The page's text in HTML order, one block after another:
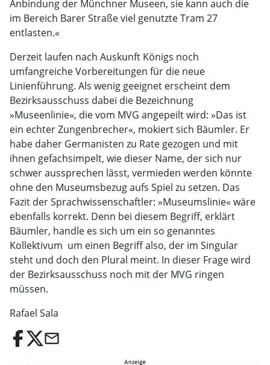
Anbindung der Münchner Museen, sie kann auch die
im Bereich Barer Straße viel genutzte Tram 27
entlasten.«
Derzeit laufen nach Auskunft Königs noch
umfangreiche Vorbereitungen für die neue
Linienführung. Als wenig geeignet erscheint dem
Bezirksausschuss dabei die Bezeichnung
»Museenlinie«, die vom MVG angepeilt wird: »Das ist
ein echter Zungenbrecher«, mokiert sich Bäumler. Er
habe daher Germanisten zu Rate gezogen und mit
ihnen gefachsimpelt, wie dieser Name, der sich nur
schwer aussprechen lässt, vermieden werden könnte 
ohne den Museumsbezug aufs Spiel zu setzen. Das
Fazit der Sprachwissenschaftler: »Museumslinie« wäre
ebenfalls korrekt. Denn bei diesem Begriff, erklärt
Bäumler, handle es sich um ein so genanntes
Kollektivum  um einen Begriff also, der im Singular
steht und doch den Plural meint. In dieser Frage wird
der Bezirksausschuss noch mit der MVG ringen
müssen.
Rafael Sala
email